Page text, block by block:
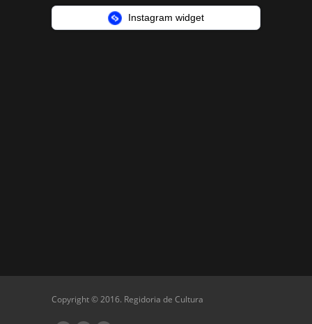
Instagram widget
Copyright © 2016. Regidoria de Cultura